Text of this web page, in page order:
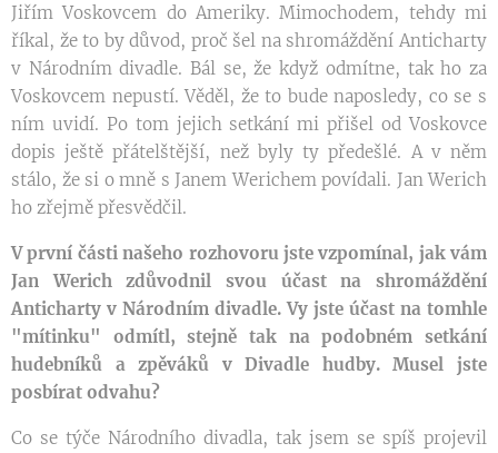
Jiřím Voskovcem do Ameriky. Mimochodem, tehdy mi
říkal, že to by důvod, proč šel na shromáždění Anticharty
v Národním divadle. Bál se, že když odmítne, tak ho za
Voskovcem nepustí. Věděl, že to bude naposledy, co se s
ním uvidí. Po tom jejich setkání mi přišel od Voskovce
dopis ještě přátelštější, než byly ty předešlé. A v něm
stálo, že si o mně s Janem Werichem povídali. Jan Werich
ho zřejmě přesvědčil.
V první části našeho rozhovoru jste vzpomínal, jak vám
Jan Werich zdůvodnil svou účast na shromáždění
Anticharty v Národním divadle. Vy jste účast na tomhle
"mítinku" odmítl, stejně tak na podobném setkání
hudebníků a zpěváků v Divadle hudby. Musel jste
posbírat odvahu?
Co se týče Národního divadla, tak jsem se spíš projevil